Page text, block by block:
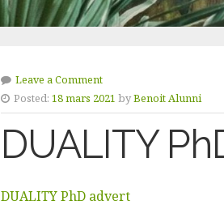
Leave a Comment
Posted: 18 mars 2021 byBenoit Alunni
DUALITY
DUALITY PhD advert